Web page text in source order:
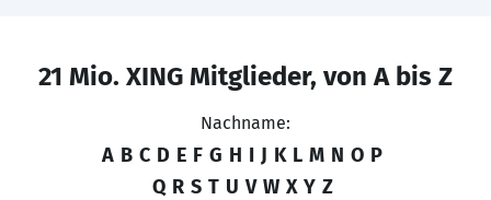
21 Mio. XING Mitglieder, von A bis Z
Nachname:
A B C D E F G H I J K L M N O P
Q R S T U V W X Y Z